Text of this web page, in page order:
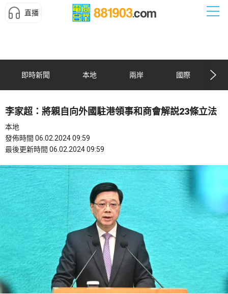
直播
即時新聞 本地 兩岸 國際
李家超：將親自向外國駐港領事和商會解説23條立法
本地
發佈時間 06.02.2024 09:59
最後更新時間 06.02.2024 09:59